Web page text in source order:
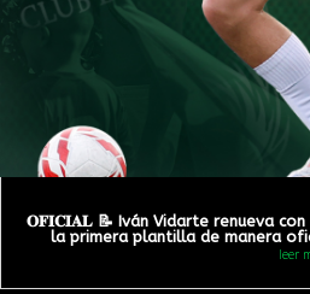
𝐎𝐅𝐈𝐂𝐈𝐀𝐋 📝 Iván Vidarte renueva
la primera plantilla de manera
leer